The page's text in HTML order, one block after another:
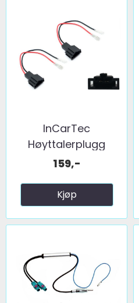
InCarTec
Høyttalerplugg
adaptere ...
159,-
Kjøp